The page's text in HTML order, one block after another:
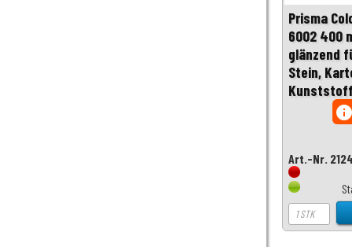
Prisma
6002 400
glänzend
Stein,
Art.-Nr.